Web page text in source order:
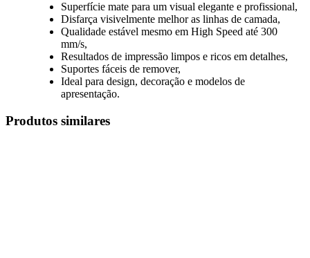
Superfície mate para um visual elegante e profissional,
Disfarça visivelmente melhor as linhas de camada,
Qualidade estável mesmo em High Speed até 300
mm/s,
Resultados de impressão limpos e ricos em detalhes,
Suportes fáceis de remover,
Ideal para design, decoração e modelos de
apresentação.
Produtos similares